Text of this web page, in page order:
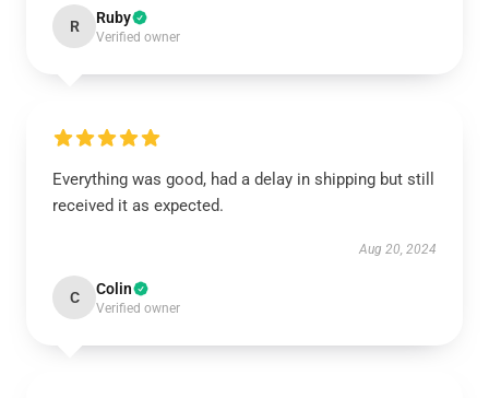
R Ruby
Verified owner
Everything was good, had a delay in shipping but still
received it as expected.
Aug 20, 2024
C Colin
Verified owner